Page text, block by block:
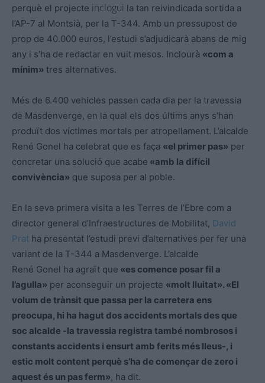
perquè el projecte inclogui la tan reivindicada sortida a
l’AP-7 al Montsià, per la T-344. Amb un pressupost de
prop de 40.000 euros, l’estudi s’adjudicarà abans de mig
any i s’ha de redactar en vuit mesos. Inclourà «com a
mínim» tres alternatives.
Més de 6.400 vehicles passen cada dia per la travessia
de Masdenverge, en la qual els dos últims anys s’han
produït dos víctimes mortals per atropellament. L’alcalde
René Gonel ha celebrat que es faça «el primer pas» per
concretar una solució que acabe «amb la difícil
convivència» que suposa per al poble.
En la seva primera visita a les Terres de l’Ebre com a
director general d’Infraestructures de Mobilitat, David
Prat ha presentat l’estudi previ d’alternatives per fer una
variant de la T-344 a Masdenverge. L’alcalde
René Gonel ha agraït que «es comence posar fil a
l’agulla» per aconseguir un projecte «molt lluitat». «El
volum de trànsit que passa per la carretera ens
preocupa, hi ha hagut dos accidents mortals des que
soc alcalde -la travessia registra també nombrosos i
constants accidents i ensurt amb ferits més lleus-, i
estic molt content perquè s’ha de començar de zero i
aquest és un pas ferm», ha dit.